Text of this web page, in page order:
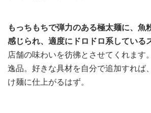
もっちもちで弾力のある極太麺に、魚
感じられ、適度にドロドロ系している
店舗の味わいを彷彿とさせてくれます
逸品。好きな具材を自分で追加すれば
け麺に仕上がるはず。